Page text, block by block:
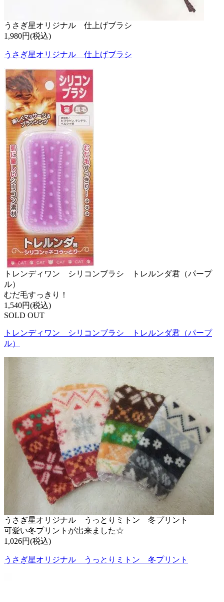
うさぎ星オリジナル 仕上げブラシ
1,980円(税込)
うさぎ星オリジナル 仕上げブラシ
トレンディワン シリコンブラシ トレルンダ君（パープ
ル）
むだ毛すっきり！
1,540円(税込)
SOLD OUT
トレンディワン シリコンブラシ トレルンダ君（パープ
ル）
うさぎ星オリジナル うっとりミトン 冬プリント
可愛い冬プリントが出来ました☆
1,026円(税込)
うさぎ星オリジナル うっとりミトン 冬プリント